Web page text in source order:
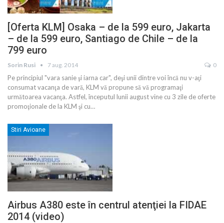
[Oferta KLM] Osaka – de la 599 euro, Jakarta
– de la 599 euro, Santiago de Chile – de la
799 euro
Sorin Rusi 7 aug. 2014 0
Pe principiul "vara sanie şi iarna car", deşi unii dintre voi încă nu v-aţi
consumat vacanţa de vară, KLM vă propune să vă programaţi
următoarea vacanţa. Astfel, începutul lunii august vine cu 3 zile de oferte
promoţionale de la KLM şi cu…
Stiri Avioane
Airbus A380 este în centrul atenţiei la FIDAE
2014 (video)